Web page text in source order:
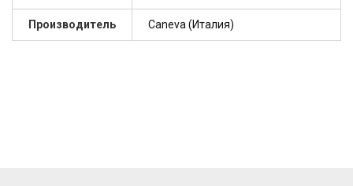
Производитель Caneva (Италия)